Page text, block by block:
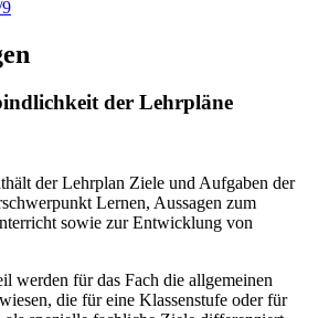
der Lehrpläne
der Lehrplan Ziele und Aufgaben der
Lernen, Aussagen zum
sowie zur Entwicklung von
werden für das Fach die allgemeinen
die für eine Klassenstufe oder für